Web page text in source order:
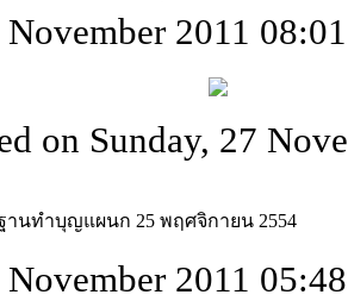
November 2011 08:01
on Sunday, 27
นทำบุญแผนก 25 พฤศจิกายน 2554
November 2011 05:48